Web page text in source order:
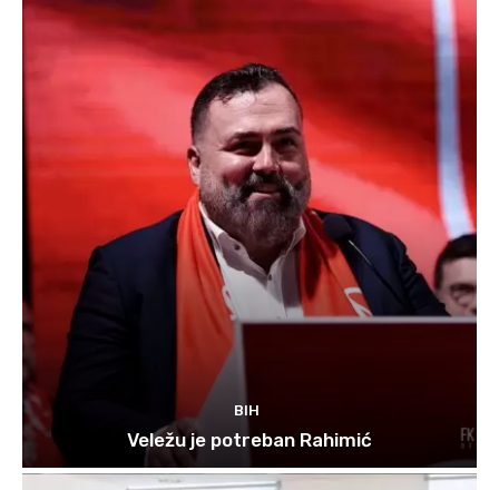
BIH
Veležu je potreban Rahimić